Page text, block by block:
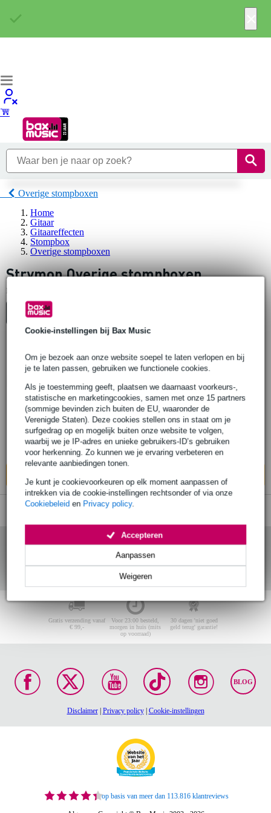
Cookie-instellingen bij Bax Music
Om je bezoek aan onze website soepel te laten verlopen en bij
je te laten passen, gebruiken we functionele cookies.
Als je toestemming geeft, plaatsen we daarnaast voorkeurs-,
statistische en marketingcookies, samen met onze 15 partners
(sommige bevinden zich buiten de EU, waaronder de
Verenigde Staten). Deze cookies stellen ons in staat om je
surfgedrag op en mogelijk buiten onze website te volgen,
waarbij we je IP-adres en unieke gebruikers-ID’s gebruiken
voor herkenning. Zo kunnen we je ervaring verbeteren en
relevante aanbiedingen tonen.
Je kunt je cookievoorkeuren op elk moment aanpassen of
intrekken via de cookie-instellingen rechtsonder of via onze
Cookiebeleid en Privacy policy.
Weigeren
Aanpassen
Accepteren
Overige stompboxen
Home
Gitaar
Gitaareffecten
Stompbox
Overige stompboxen
Strymon Overige stompboxen
Er is
Top-10
Strymon MultiSwitch Plus voor Sunset,
Riverside en Volante
Adviesprijs € 195,- € 135,-
Op voorraad
Ook in1 winkelop voorraad
Gratis verzending vanaf
€ 99,-
Voor 23:00 besteld,
morgen in huis (mits
op voorraad)
30 dagen 'niet goed
geld terug' garantie!
BLOG
Disclaimer| Privacy policy| Cookie-instellingen
op basis van meer dan 113.816 klantreviews